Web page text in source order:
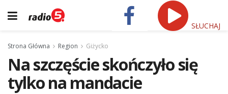
SŁUCHAJ
Strona Główna Region Giżycko
Na szczęście skończyło się
tylko na mandacie